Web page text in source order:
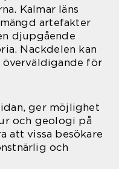
Kalmar läns
artefakter
djupgående
Nackdelen kan
överväldigande för
ger möjlighet
och geologi på
att vissa besökare
och